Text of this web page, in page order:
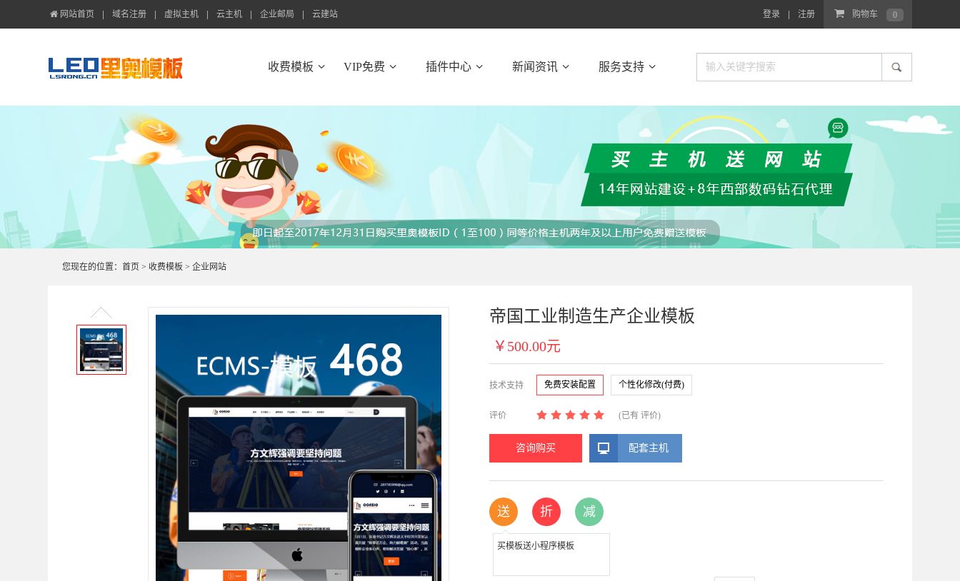
网站首页 域名注册 虚拟主机 云主机 企业邮局 云建站 登录 注册 购物车 0
收费模板 VIP免费 插件中心 新闻资讯 服务支持
您现在的位置： 首页 > 收费模板 > 企业网站
帝国工业制造生产企业模板
￥500.00元
技术支持 免费安装配置 个性化修改(付费)
评价 (已有 评价)
咨询购买 配套主机
送 折 减
买模板送小程序模板